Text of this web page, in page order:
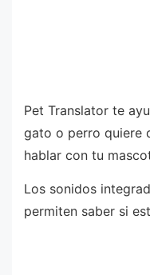
Pet Translator te
gato o perro quiere
hablar con tu
Los sonidos
permiten saber si